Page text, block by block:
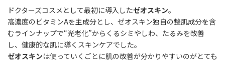
ドクターズコスメとして最初に導入したゼオスキン。
高濃度のビタミンAを主成分とし、ゼオスキン独自の整肌成分を含
むラインナップで“光老化”からくるシミやしわ、たるみを改善
し、健康的な肌に導くスキンケアでした。
ゼオスキンは使っていくごとに肌の改善が分かりやすいのがとても